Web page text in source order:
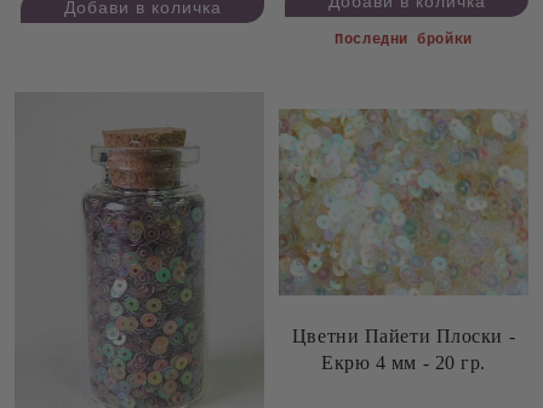
Последни бройки
Цветни Пайети Плоски -
Екрю 4 мм - 20 гр.